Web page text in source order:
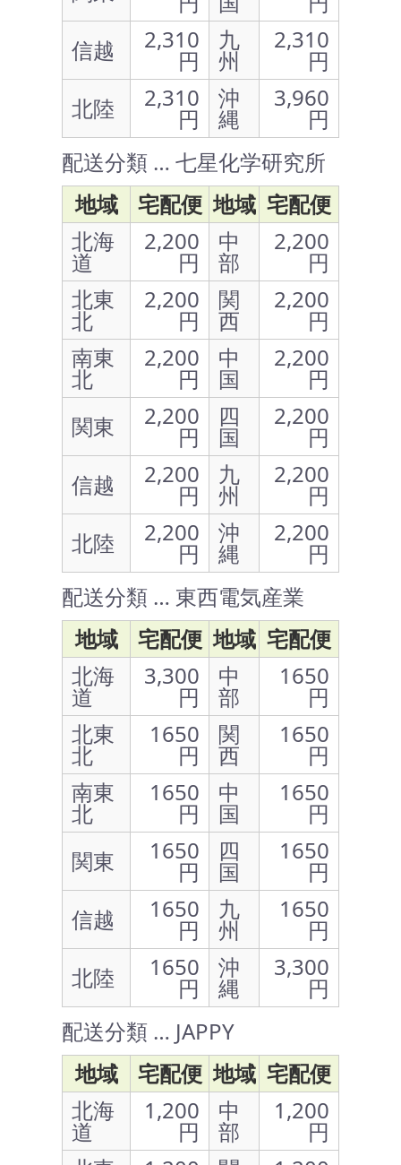
信越
2,310
円
九
州
2,310
円
北陸
2,310
円
沖
縄
3,960
円
配送分類 … 七星化学研究所
地域
宅配便 地域 宅配便
北海
道
2,200
円
中
部
2,200
円
北東
北
2,200
円
関
西
2,200
円
南東
北
2,200
円
中
国
2,200
円
関東
2,200
円
四
国
2,200
円
信越
2,200
円
九
州
2,200
円
北陸
2,200
円
沖
縄
2,200
円
配送分類 … 東西電気産業
地域
宅配便 地域 宅配便
北海
道
3,300
円
中
部
1650
円
北東
北
1650
円
関
西
1650
円
南東
北
1650
円
中
国
1650
円
関東
1650
円
四
国
1650
円
信越
1650
円
九
州
1650
円
北陸
1650
円
沖
縄
3,300
円
配送分類 … JAPPY
地域
宅配便 地域 宅配便
北海
道
1,200
円
中
部
1,200
円